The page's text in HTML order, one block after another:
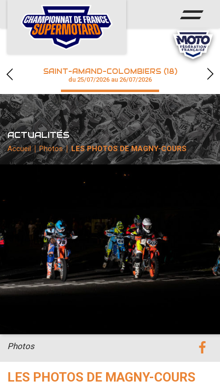
ACCUEIL
ACTUS
CALENDRIER
CHAMPIONNAT
RÉSULTATS
PHOTOS / WEB TV
accéder à la billetterie
SAINT-AMAND-COLOMBIERS (18)
du 25/07/2026 au 26/07/2026
ACTUALITÉS
Accueil Photos LES PHOTOS DE MAGNY-COURS
LES PHOTOS DE MAGNY-COURS
Photos